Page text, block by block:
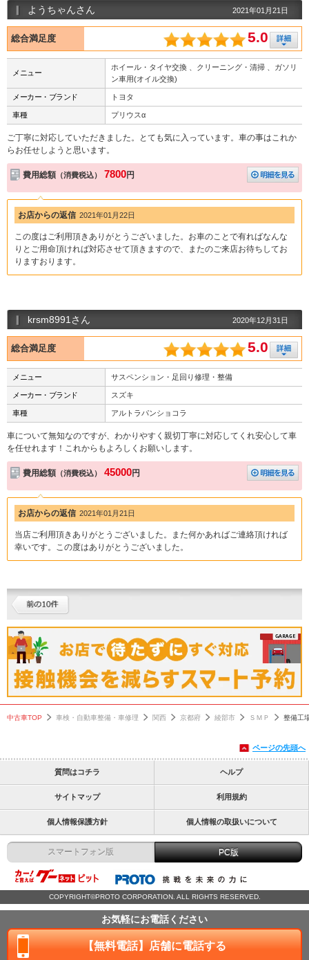
ようちゃんさん 2021年01月21日
総合満足度 5.0
メニュー
ホイール・タイヤ交換 、クリーニング・清掃 、ガソリ
ン車用(オイル交換)
メーカー・ブランド トヨタ
車種 プリウスα
ご丁寧に対応していただきました。とても気に入っています。車の事はこれか
らお任せしようと思います。
費用総額 （消費税込） 7800円
お店からの返信 2021年01月22日
この度はご利用頂きありがとうございました。お車のことで有ればなんな
りとご用命頂ければ対応させて頂きますので、またのご来店お待ちしてお
りますおります。
krsm8991さん 2020年12月31日
総合満足度 5.0
メニュー サスペンション・足回り修理・整備
メーカー・ブランド スズキ
車種 アルトラパンショコラ
車について無知なのですが、わかりやすく親切丁寧に対応してくれ安心して車
を任せれます！これからもよろしくお願いします。
費用総額 （消費税込） 45000円
お店からの返信 2021年01月21日
当店ご利用頂きありがとうございました。また何かあればご連絡頂ければ
幸いです。この度はありがとうございました。
中古車TOP 車検・自動車整備・車修理 関西 京都府 綾部市 ＳＭＰ 整備工
お気軽にお電話ください
【無料電話】店舗に電話する
ページの先頭へ
質問はコチラ ヘルプ
サイトマップ 利用規約
個人情報保護方針 個人情報の取扱いについて
スマートフォン版 PC版
COPYRIGHT©PROTO CORPORATION. ALL RIGHTS RESERVED.